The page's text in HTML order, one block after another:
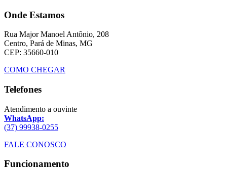
Onde Estamos
Rua Major Manoel Antônio, 208
Centro, Pará de Minas, MG
CEP: 35660-010
COMO CHEGAR
Telefones
Atendimento a ouvinte
WhatsApp:
(37) 99938-0255
FALE CONOSCO
Funcionamento